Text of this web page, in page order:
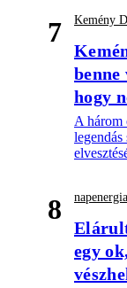
7 Kemény
benne
hogy
A három
legendás
8 napenergia
egy